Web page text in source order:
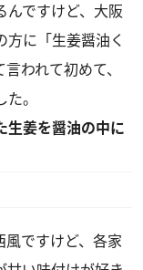
んですけど、大阪
方に「生姜醤油く
われて初めて、
。
姜を醤油の中に
ですけど、各家